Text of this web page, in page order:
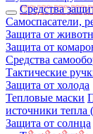
Средства
Самоспасатели,
Защита от
Защита от
Средства
Тактические
Защита от холода
Тепловые маски
источники тепла
Защита от солнца